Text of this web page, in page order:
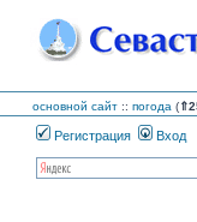
основной сайт :: погода (
Регистрация Вход